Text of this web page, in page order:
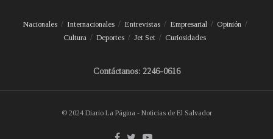
Nacionales Internacionales Entrevistas Empresarial
Opinión
Cultura
Deportes Jet Set Curiosidades
Contáctanos: 2246-0616
© 2024 Diario La Página - Noticias de El Salvador